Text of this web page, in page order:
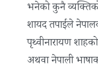
भनेको कुनै
शायद तपाईंले
पृथ्वीनारायण
अथवा नेपाली